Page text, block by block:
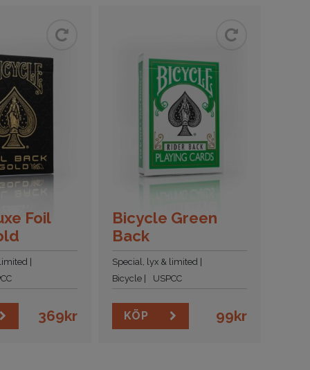
Foil
369kr
Bicycle Green
Back
Special, lyx & limited
Bicycle
USPCC
KÖP 99kr